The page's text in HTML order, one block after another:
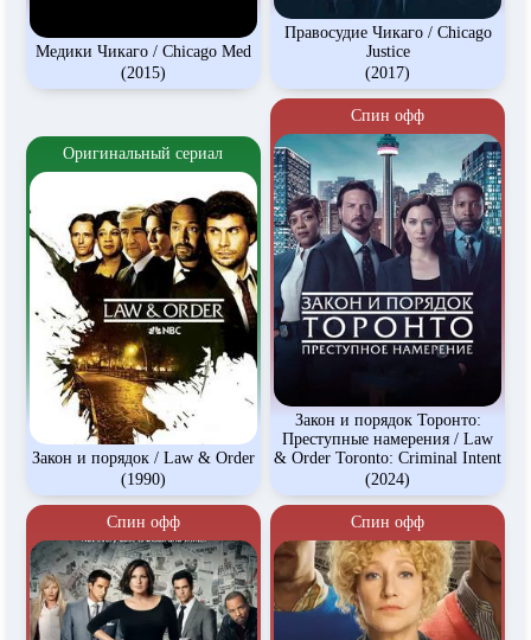
Медики Чикаго / Chicago Med
(2015)
Правосудие Чикаго / Chicago
Justice
(2017)
Оригинальный сериал
Закон и порядок / Law & Order
(1990)
Спин офф
Закон и порядок Торонто:
Преступные намерения / Law
& Order Toronto: Criminal Intent
(2024)
Спин офф Спин офф